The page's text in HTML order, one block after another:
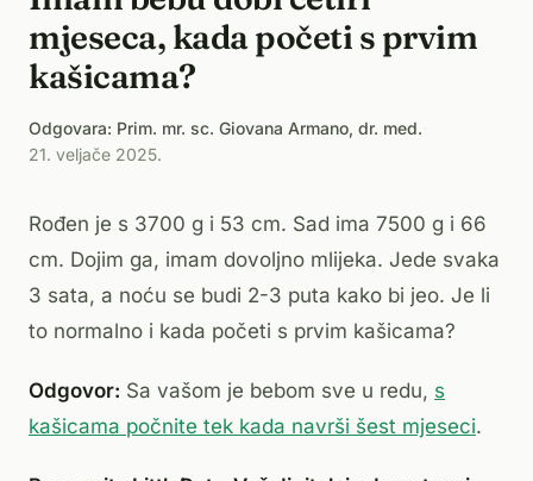
mjeseca, kada početi s prvim
kašicama?
Odgovara: Prim. mr. sc. Giovana Armano, dr. med.
21. veljače 2025.
Rođen je s 3700 g i 53 cm. Sad ima 7500 g i 66
cm. Dojim ga, imam dovoljno mlijeka. Jede svaka
3 sata, a noću se budi 2-3 puta kako bi jeo. Je li
to normalno i kada početi s prvim kašicama?
Odgovor: Sa vašom je bebom sve u redu, s
kašicama počnite tek kada navrši šest mjeseci.